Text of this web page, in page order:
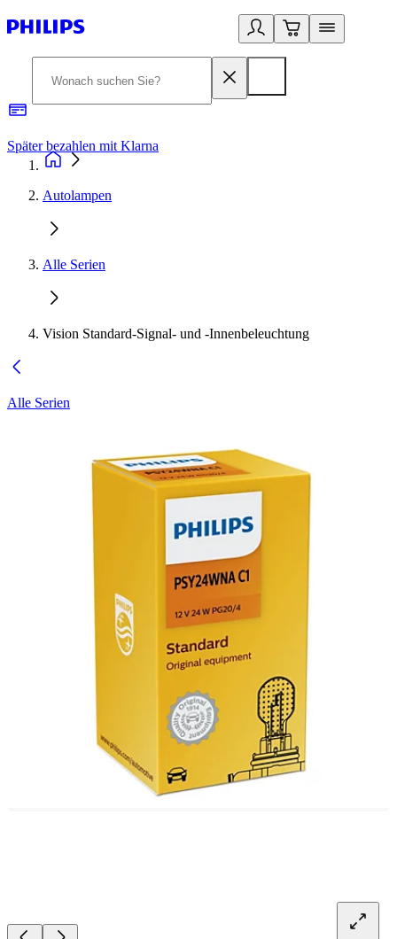
Später bezahlen mit Klarna
Autolampen
Alle Serien
Vision Standard-Signal- und -Innenbeleuchtung
Alle Serien